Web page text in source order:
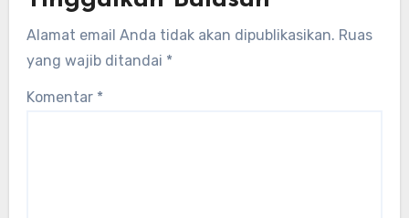
Alamat email Anda tidak akan dipublikasikan. Ruas
yang wajib ditandai *
Komentar *